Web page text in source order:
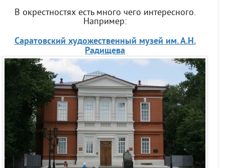
В окрестностях есть много чего интересного.
Например:
Саратовский художественный музей им. А.Н.
Радищева